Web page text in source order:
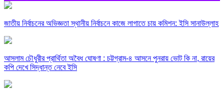
জাতীয় নির্বাচনের অভিজ্ঞতা স্থানীয় নির্বাচনে কাজে লাগাতে চায় কমিশন: ইসি সানাউল্লাহ
আসলাম চৌধুরীর প্রার্থিতা অবৈধ ঘোষণা : চট্টগ্রাম-৪ আসনে পুনরায় ভোট কি না, রায়ের
কপি দেখে সিদ্ধান্ত নেবে ইসি